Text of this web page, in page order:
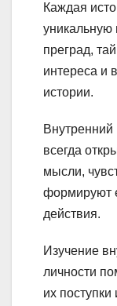
Каждая
уникальную
преград,
интереса и
истории.
Внутренний
всегда
мысли,
формируют
действия.
Изучение
личности
их